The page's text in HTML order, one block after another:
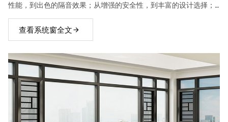
性能，到出色的隔音效果；从增强的安全性，到丰富的设计选择；
重价值。
查看系统窗全文